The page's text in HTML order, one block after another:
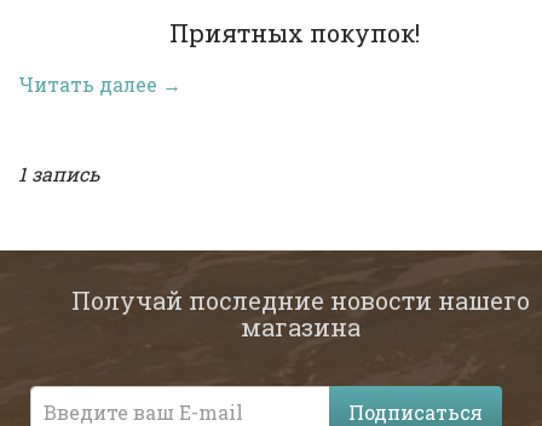
Приятных покупок!
Читать далее →
1 запись
Получай последние новости нашего
магазина
Подписаться